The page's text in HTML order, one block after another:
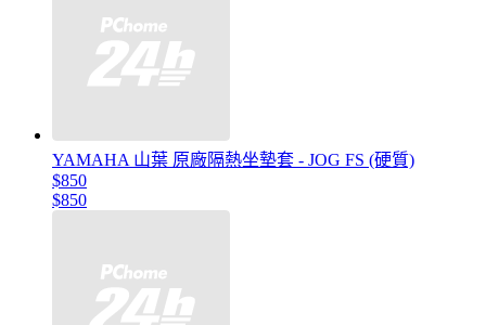
YAMAHA 山葉 原廠隔熱坐墊套 - JOG FS (硬質)
$850
$850